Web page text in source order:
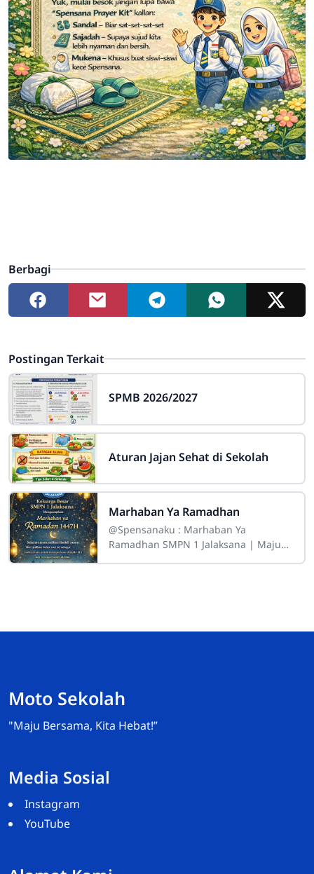
Berbagi
Postingan Terkait
SPMB 2026/2027
Aturan Jajan Sehat di Sekolah
Marhaban Ya Ramadhan
@Spensanaku : Marhaban Ya
Ramadhan SMPN 1 Jalaksana | Maju
Moto Sekolah
"Maju Bersama, Kita Hebat!”
Media Sosial
Instagram
YouTube